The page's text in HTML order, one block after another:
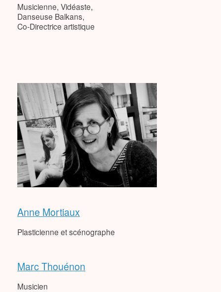
Musicienne, Vidéaste,
Danseuse Balkans,
Co-Directrice artistique
Anne Mortiaux
Plasticienne et scénographe
Marc Thouénon
Musicien